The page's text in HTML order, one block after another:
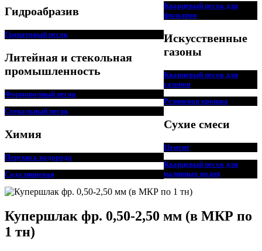
Гидроабразив
Гранатовый песок
Литейная и стекольная
промышленность
Формовочный песок
Стекольный песок
Химия
Перекись водорода
Сода пищевая
Кварцевый песок для
фильтров
Искусственные
газоны
Кварцевый песок для
газонов
Резиновая крошка
Сухие смеси
Цемент
Кварцевый песок для
наливных полов
Купершлак фр. 0,50-2,50 мм (в МКР по
1 тн)